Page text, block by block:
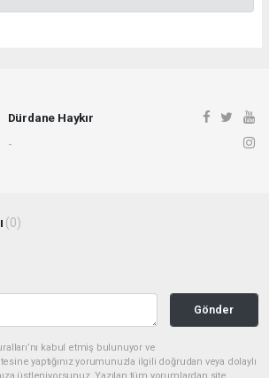
Dürdane Haykır
-
(0)
Gönder
kabul etmiş bulunuyor ve
yaptığınız yorumunuzla ilgili doğrudan veya dolaylı